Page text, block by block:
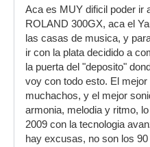
Aca es MUY dificil poder ir
ROLAND 300GX, aca el
las casas de musica, y
ir con la plata decidido a
la puerta del "deposito"
voy con todo esto. El
muchachos, y el mejor
armonia, melodia y ritmo,
2009 con la tecnologia
hay excusas, no son los